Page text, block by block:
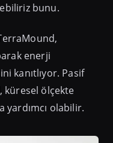
bunu.
enerji
kanıtlıyor. Pasif
küresel ölçekte
yardımcı olabilir.